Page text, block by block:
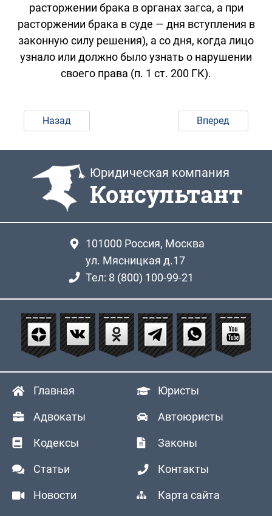
расторжении брака в органах загса, а при
расторжении брака в суде — дня вступления в
законную силу решения), а со дня, когда лицо
узнало или должно было узнать о нарушении
своего права (п. 1 ст. 200 ГК).
Назад Вперед
Юридическая компания
Консультант
101000 Россия, Москва
ул. Мясницкая д.17
Тел: 8 (800) 100-99-21
Главная Юристы
Адвокаты Автоюристы
Кодексы Законы
Статьи Контакты
Новости Карта сайта